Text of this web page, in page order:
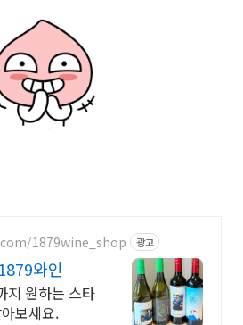
1879wine_shop 광고
와인
지 원하는 스타
보세요.